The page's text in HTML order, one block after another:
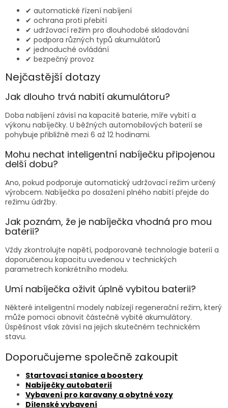
✔ automatické řízení nabíjení
✔ ochrana proti přebití
✔ udržovací režim pro dlouhodobé skladování
✔ podpora různých typů akumulátorů
✔ jednoduché ovládání
✔ bezpečný provoz
Nejčastější dotazy
Jak dlouho trvá nabití akumulátoru?
Doba nabíjení závisí na kapacitě baterie, míře vybití a
výkonu nabíječky. U běžných automobilových baterií se
pohybuje přibližně mezi 6 až 12 hodinami.
Mohu nechat inteligentní nabíječku připojenou
delší dobu?
Ano, pokud podporuje automatický udržovací režim určený
výrobcem. Nabíječka po dosažení plného nabití přejde do
režimu údržby.
Jak poznám, že je nabíječka vhodná pro mou
baterii?
Vždy zkontrolujte napětí, podporované technologie baterií a
doporučenou kapacitu uvedenou v technických
parametrech konkrétního modelu.
Umí nabíječka oživit úplně vybitou baterii?
Některé inteligentní modely nabízejí regenerační režim, který
může pomoci obnovit částečně vybité akumulátory.
Úspěšnost však závisí na jejich skutečném technickém
stavu.
Doporučujeme společně zakoupit
Startovací stanice a boostery
Nabíječky autobaterií
Vybavení pro karavany a obytné vozy
Dílenské vybavení